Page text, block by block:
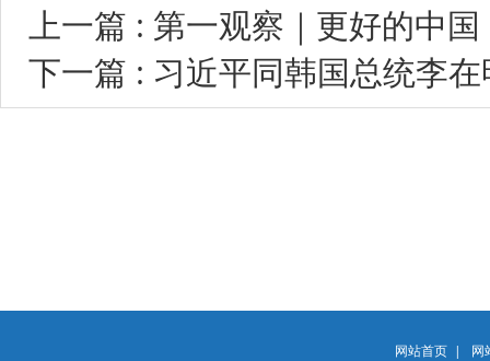
上一篇 : 第一观察｜更好的中
下一篇 : 习近平同韩国总统李
网站首页 | 网